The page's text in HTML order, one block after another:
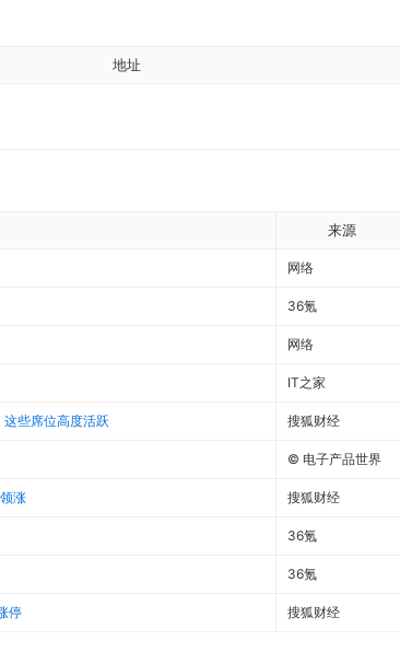
地址
来源
网络
36氪
网络
IT之家
这些席位高度活跃 搜狐财经
© 电子产品世界
涨 搜狐财经
36氪
36氪
停 搜狐财经